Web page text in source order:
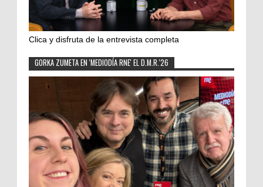
Clica y disfruta de la entrevista completa
GORKA ZUMETA EN 'MEDIODÍA RNE' EL D.M.R.'26